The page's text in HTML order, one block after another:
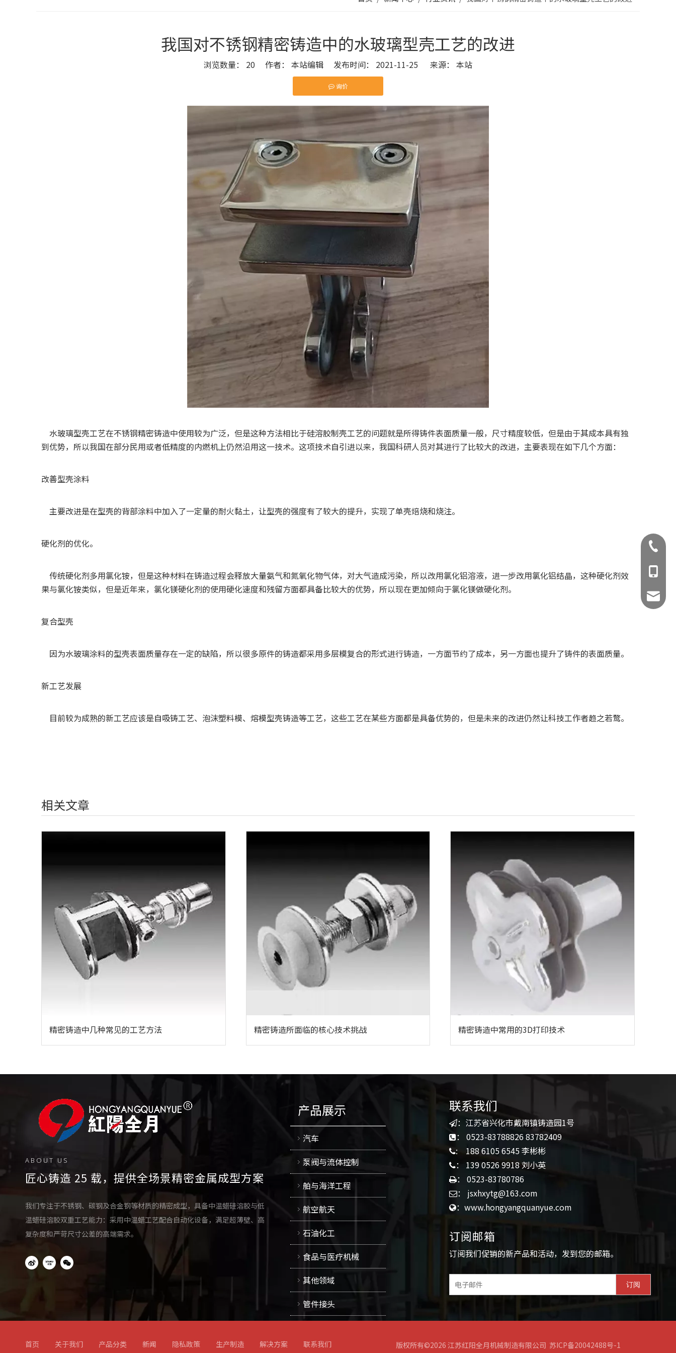
我国对不锈钢精密铸造中的水玻璃型壳工艺的改进
浏览数量： 20 作者： 本站编辑 发布时间： 2021-11-25 来源： 本站
询价
["wechat","weibo","qzone","douban","email"]
水玻璃型壳工艺在不锈钢精密铸造中使用较为广泛，但是这种方法相比于硅溶胶制壳工艺的问题就是所得铸件表面质量一般，尺寸精度较低，但是由于其成本具有独
到优势，所以我国在部分民用或者低精度的内燃机上仍然沿用这一技术。这项技术自引进以来，我国科研人员对其进行了比较大的改进，主要表现在如下几个方面：
改善型壳涂料
主要改进是在型壳的背部涂料中加入了一定量的耐火黏土，让型壳的强度有了较大的提升，实现了单壳焙烧和烧注。
硬化剂的优化。
传统硬化剂多用氯化铵，但是这种材料在铸造过程会释放大量氨气和氮氧化物气体，对大气造成污染，所以改用氯化铝溶液，进一步改用氯化铝结晶，这种硬化剂效
果与氯化铵类似，但是近年来，氯化镁硬化剂的使用硬化速度和残留方面都具备比较大的优势，所以现在更加倾向于氯化镁做硬化剂。
复合型壳
因为水玻璃涂料的型壳表面质量存在一定的缺陷，所以很多原件的铸造都采用多层模复合的形式进行铸造，一方面节约了成本，另一方面也提升了铸件的表面质量。
新工艺发展
目前较为成熟的新工艺应该是自吸铸工艺、泡沫塑料模、熔模型壳铸造等工艺，这些工艺在某些方面都是具备优势的，但是未来的改进仍然让科技工作者趋之若鹜。
相关文章
精密铸造中几种常见的工艺方法 精密铸造所面临的核心技术挑战 精密铸造中常用的3D打印技术
ABOUT US
匠心铸造 25 载，提供全场景精密金属成型方案
我们专注于不锈钢、碳钢及合金钢等材质的精密成型，具备中温蜡硅溶胶与低
温蜡硅溶胶双重工艺能力：采用中温蜡工艺配合自动化设备，满足超薄壁、高
复杂度和严苛尺寸公差的高端需求。
0523-
139
产品展示
汽车
泵阀与流体控制
舶与海洋工程
航空航天
石油化工
食品与医疗机械
其他领域
管件接头
联系我们
：江苏省兴化市戴南镇铸造园1号
： 0523-83788826 83782409
: 188 6105 6545 李彬彬
： 139 0526 9918 刘小英
： 0523-83780786
： jsxhxytg@163.com
：www.hongyangquanyue.com
订阅邮箱​​
订阅我们促销的新产品和活动，发到您的邮箱。
订阅
首页 关于我们 产品分类 新闻 隐私政策 生产制造 解决方案 联系我们 版权所有©2026 江苏红阳全月机械制造有限公司 苏ICP备20042488号-1